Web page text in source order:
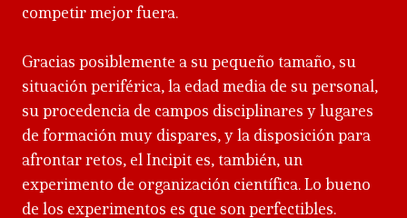
competir mejor fuera.
Gracias posiblemente a su pequeño tamaño, su
situación periférica, la edad media de su personal,
su procedencia de campos disciplinares y lugares
de formación muy dispares, y la disposición para
afrontar retos, el Incipit es, también, un
experimento de organización científica. Lo bueno
de los experimentos es que son perfectibles.